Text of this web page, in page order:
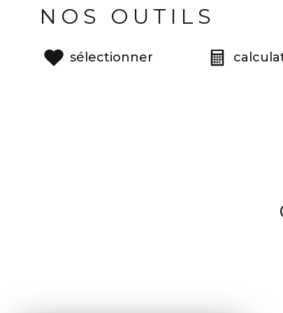
NOS OUTILS
sélectionner